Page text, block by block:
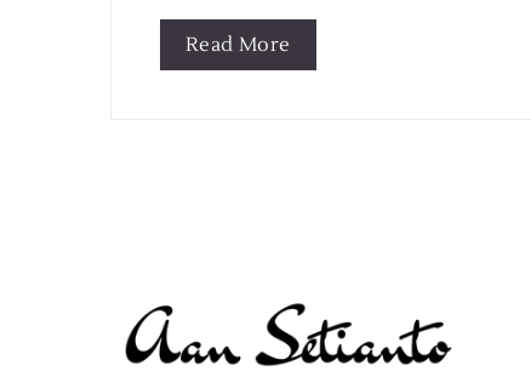
Read More